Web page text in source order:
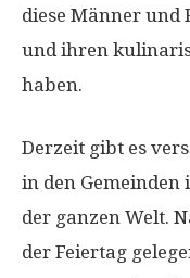
diese Männer
und ihren
haben.
Derzeit gibt es
in den Gemeinden
der ganzen Welt.
der Feiertag